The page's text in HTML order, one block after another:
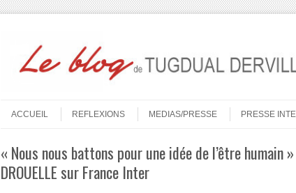
Menu
ACCUEIL
REFLEXIONS MEDIAS/PRESSE PRESSE
« Nous nous battons pour une idée de l’être humain
DROUELLE sur France Inter